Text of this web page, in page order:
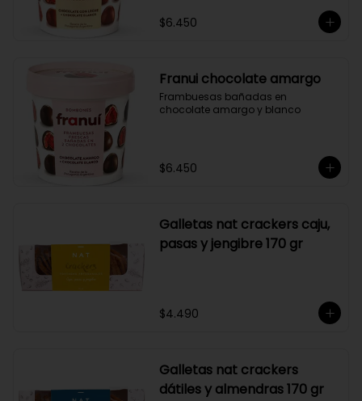
$6.450
Franui chocolate amargo
Frambuesas bañadas en
chocolate amargo y blanco
$6.450
Galletas nat crackers caju,
pasas y jengibre 170 gr
$4.490
Galletas nat crackers
dátiles y almendras 170 gr